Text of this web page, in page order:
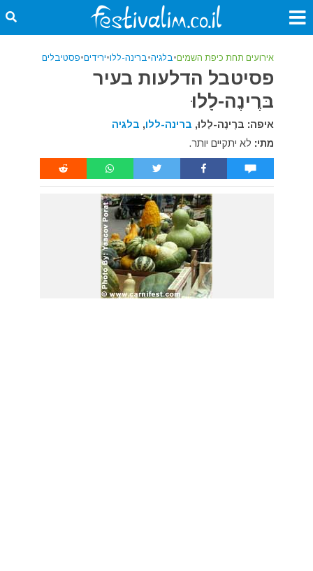
אירועים תחת כיפת השמים•בלגיה•ברינה-ללו•ירידים•פסטיבלים
פסיטבל הדלעות בעיר
בּרֶינֶה-לָלוּ
איפה: בּרֶינֶה-לָלוּ, ברינה-ללו, בלגיה
מתי: לא יתקיים יותר.